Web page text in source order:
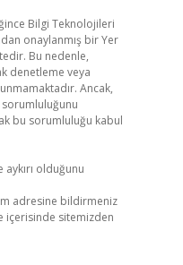
Bilgi Teknolojileri
onaylanmış bir Yer
Bu nedenle,
denetleme veya
Ancak,
sorumluluğunu
bu sorumluluğu kabul
olduğunu
adresine bildirmeniz
içerisinde sitemizden